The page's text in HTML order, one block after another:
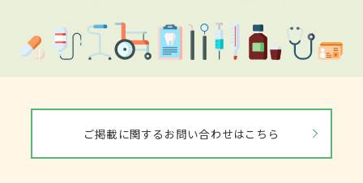
ご掲載に関するお問い合わせはこちら